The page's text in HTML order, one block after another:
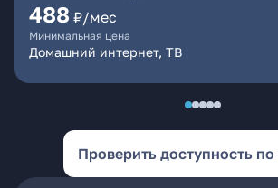
488 ₽/мес
Минимальная цена
Домашний интернет, ТВ
Проверить доступность по